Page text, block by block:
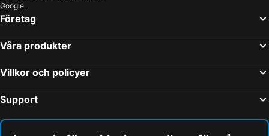
Google.
Företag
Våra produkter
Villkor och policyer
Support